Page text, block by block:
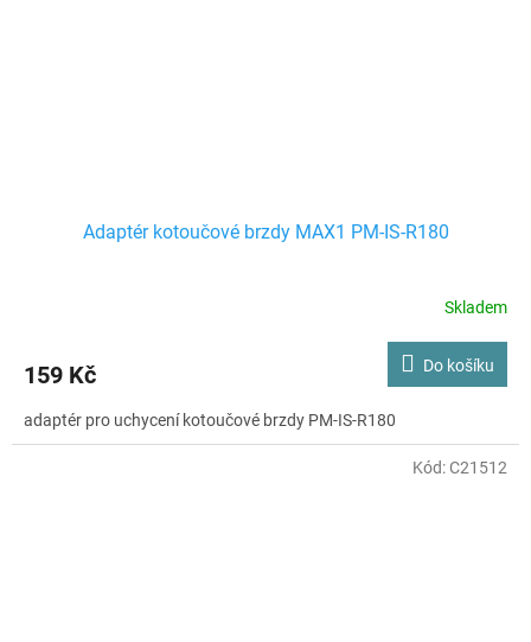
Adaptér kotoučové brzdy MAX1 PM-IS-R180
Skladem
159 Kč Do košíku
adaptér pro uchycení kotoučové brzdy PM-IS-R180
Kód:C21512